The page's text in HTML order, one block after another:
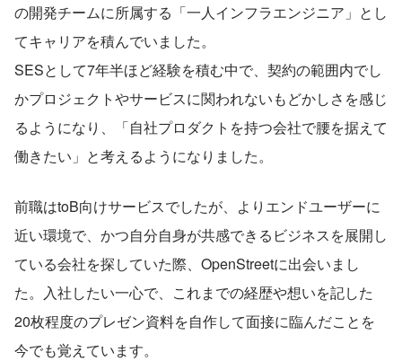
の開発チームに所属する「一人インフラエンジニア」とし
てキャリアを積んでいました。
SESとして7年半ほど経験を積む中で、契約の範囲内でし
かプロジェクトやサービスに関われないもどかしさを感じ
るようになり、「自社プロダクトを持つ会社で腰を据えて
働きたい」と考えるようになりました。
前職はtoB向けサービスでしたが、よりエンドユーザーに
近い環境で、かつ自分自身が共感できるビジネスを展開し
ている会社を探していた際、OpenStreetに出会いまし
た。入社したい一心で、これまでの経歴や想いを記した
20枚程度のプレゼン資料を自作して面接に臨んだことを
今でも覚えています。